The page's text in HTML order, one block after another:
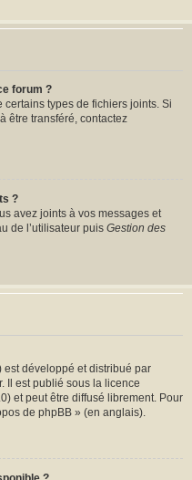
forum ?
certains types de fichiers joints. Si
être transféré, contactez
?
avez joints à vos messages et
de l’utilisateur puis Gestion des
développé et distribué par
Il est publié sous la licence
et peut être diffusé librement. Pour
de phpBB » (en anglais).